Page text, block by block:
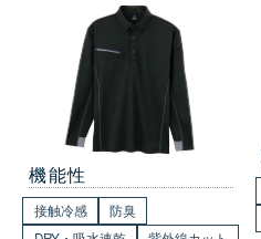
機能性
接触冷感
防臭